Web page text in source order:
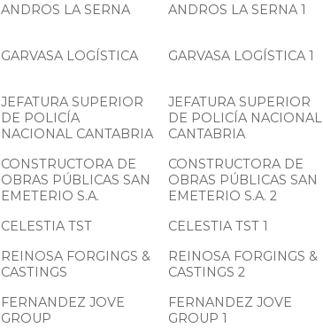
ANDROS LA SERNA ANDROS LA SERNA 1
GARVASA LOGÍSTICA GARVASA LOGÍSTICA 1
JEFATURA SUPERIOR
DE POLICÍA
NACIONAL CANTABRIA
JEFATURA SUPERIOR
DE POLICÍA NACIONAL
CANTABRIA
CONSTRUCTORA DE
OBRAS PÚBLICAS SAN
EMETERIO S.A.
CONSTRUCTORA DE
OBRAS PÚBLICAS SAN
EMETERIO S.A. 2
CELESTIA TST CELESTIA TST 1
REINOSA FORGINGS &
CASTINGS
REINOSA FORGINGS &
CASTINGS 2
FERNANDEZ JOVE
GROUP
FERNANDEZ JOVE
GROUP 1